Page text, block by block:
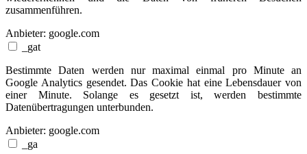
zusammenführen.
Anbieter: google.com
_gat
Bestimmte Daten werden nur maximal einmal pro Minute an
Google Analytics gesendet. Das Cookie hat eine Lebensdauer von
einer Minute. Solange es gesetzt ist, werden bestimmte
Datenübertragungen unterbunden.
Anbieter: google.com
_ga